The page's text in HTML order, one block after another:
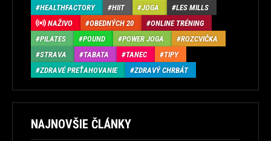
HEALTHFACTORY
HIIT JOGA
LES MILLS
NAŽIVO
OBEDNÝCH 20
ONLINE TRÉNING
PILATES
POUND POWER JOGA
ROZCVIČKA
STRAVA
TABATA TANEC
TIPY
ZDRAVÉ PREŤAHOVANIE
ZDRAVÝ CHRBÁT
NAJNOVŠIE ČLÁNKY